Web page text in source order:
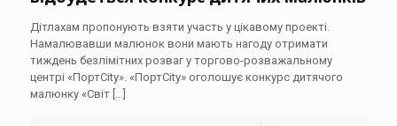
Дітлахам пропонують взяти участь у цікавому проекті.
Намалювавши малюнок вони мають нагоду отримати
тиждень безлімітних розваг у торгово-розважальному
центрі «ПортCity». «ПортCity» оголошує конкурс дитячого
малюнку «Світ[…]